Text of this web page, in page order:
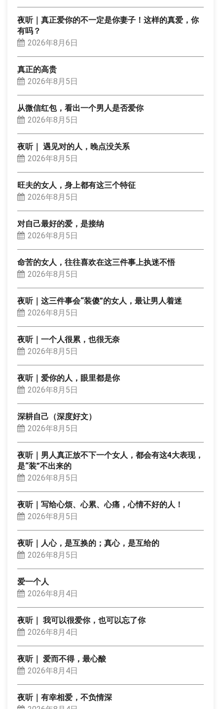
夜听｜真正爱你的不一定是你妻子！这样的真爱，你
有吗？
2026年8月6日
真正的高贵
2026年8月5日
从微信红包，看出一个男人是否爱你
2026年8月5日
夜听｜ 遇见对的人，晚点没关系
2026年8月5日
旺夫的女人，身上都有这三个特征
2026年8月5日
对自己最好的爱，是接纳
2026年8月5日
命苦的女人，往往喜欢在这三件事上执迷不悟
2026年8月5日
夜听｜这三件事会“装傻”的女人，最让男人着迷
2026年8月5日
夜听｜一个人很累，也很无奈
2026年8月5日
夜听｜爱你的人，眼里都是你
2026年8月5日
深耕自己（深度好文）
2026年8月5日
夜听｜男人真正放不下一个女人，都会有这4大表现，
是“装”不出来的
2026年8月5日
夜听｜写给心烦、心累、心痛，心情不好的人！
2026年8月5日
夜听｜人心，是互换的；真心，是互给的
2026年8月5日
爱一个人
2026年8月4日
夜听｜ 我可以很爱你，也可以忘了你
2026年8月4日
夜听｜ 爱而不得，最心酸
2026年8月4日
夜听｜有幸相爱，不负情深